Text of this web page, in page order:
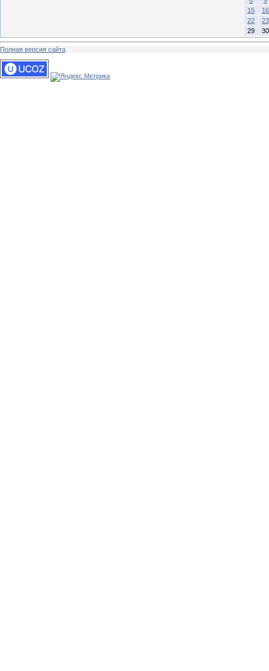
15
16
22
23
29
30
Полная версия сайта